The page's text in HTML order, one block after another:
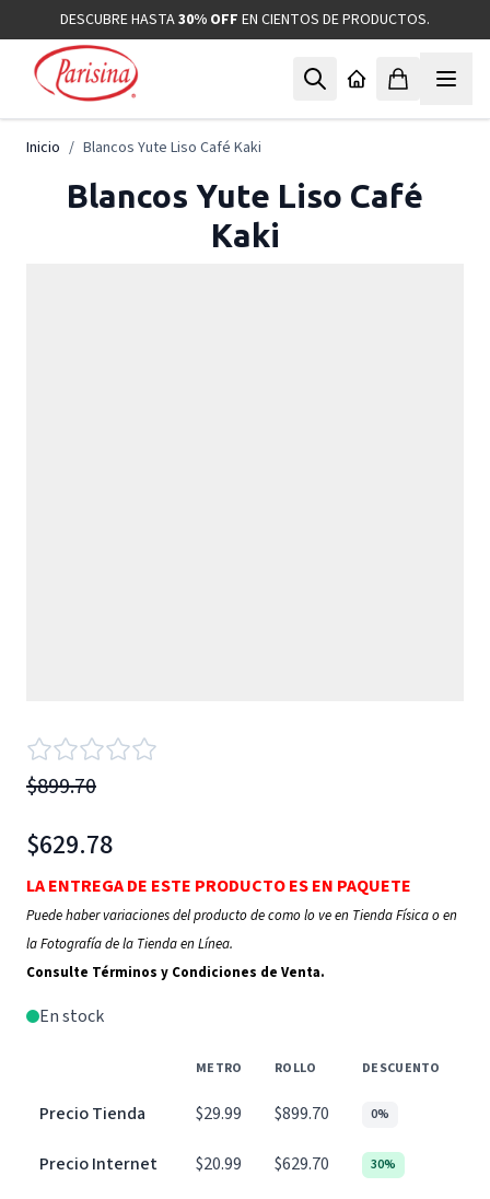
Ir al contenidoDESCUBRE HASTA30% OFF EN CIENTOS DE PRODUCTOS.
Inicio / Blancos Yute Liso Café Kaki
Blancos Yute Liso Café
Kaki
$899.70
$629.78
LA ENTREGA DE ESTE PRODUCTO ES EN PAQUETE
Puede haber variaciones del producto de como lo ve en Tienda Física o en
la Fotografía de la Tienda en Línea.
Consulte Términos y Condiciones de Venta.
En stock
METRO ROLLO DESCUENTO
Precio Tienda $29.99 $899.70 0%
Precio Internet $20.99 $629.70 30%